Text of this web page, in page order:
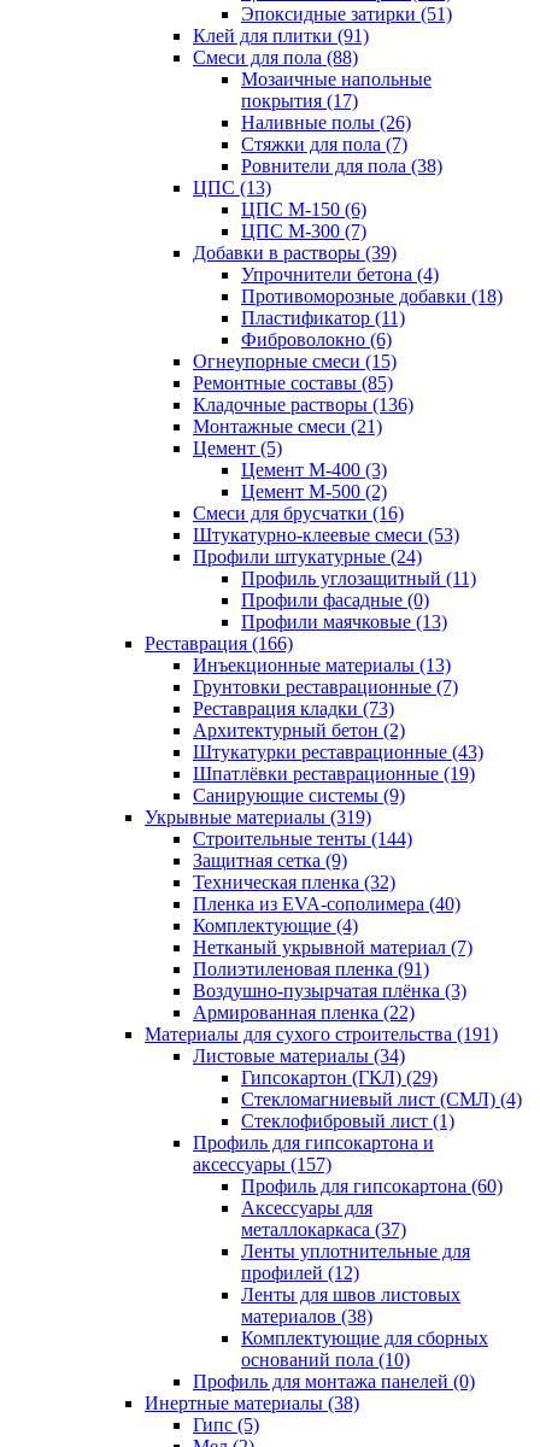
Эпоксидные затирки (51)
Клей для плитки (91)
Смеси для пола (88)
Мозаичные напольные
покрытия (17)
Наливные полы (26)
Стяжки для пола (7)
Ровнители для пола (38)
ЦПС (13)
ЦПС М-150 (6)
ЦПС М-300 (7)
Добавки в растворы (39)
Упрочнители бетона (4)
Противоморозные добавки (18)
Пластификатор (11)
Фиброволокно (6)
Огнеупорные смеси (15)
Ремонтные составы (85)
Кладочные растворы (136)
Монтажные смеси (21)
Цемент (5)
Цемент М-400 (3)
Цемент М-500 (2)
Смеси для брусчатки (16)
Штукатурно-клеевые смеси (53)
Профили штукатурные (24)
Профиль углозащитный (11)
Профили фасадные (0)
Профили маячковые (13)
Реставрация (166)
Инъекционные материалы (13)
Грунтовки реставрационные (7)
Реставрация кладки (73)
Архитектурный бетон (2)
Штукатурки реставрационные (43)
Шпатлёвки реставрационные (19)
Санирующие системы (9)
Укрывные материалы (319)
Строительные тенты (144)
Защитная сетка (9)
Техническая пленка (32)
Пленка из EVA-сополимера (40)
Комплектующие (4)
Нетканый укрывной материал (7)
Полиэтиленовая пленка (91)
Воздушно-пузырчатая плёнка (3)
Армированная пленка (22)
Материалы для сухого строительства (191)
Листовые материалы (34)
Гипсокартон (ГКЛ) (29)
Стекломагниевый лист (СМЛ) (4)
Cтеклофибровый лист (1)
Профиль для гипсокартона и
аксессуары (157)
Профиль для гипсокартона (60)
Аксессуары для
металлокаркаса (37)
Ленты уплотнительные для
профилей (12)
Ленты для швов листовых
материалов (38)
Комплектующие для сборных
оснований пола (10)
Профиль для монтажа панелей (0)
Инертные материалы (38)
Гипс (5)